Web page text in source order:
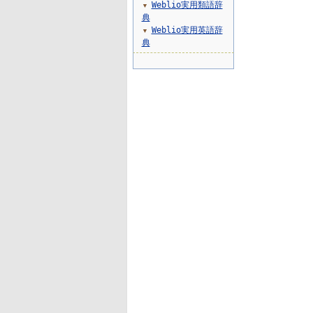
▼
Weblio実用類語辞
典
▼
Weblio実用英語辞
典